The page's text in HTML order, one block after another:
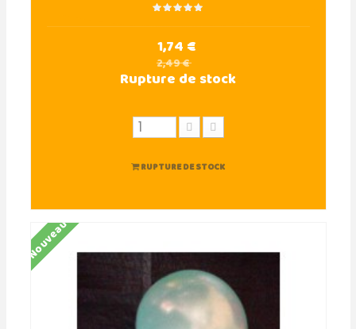
1,74 €
2,49 €
Rupture de stock
RUPTURE DE STOCK
Nouveau